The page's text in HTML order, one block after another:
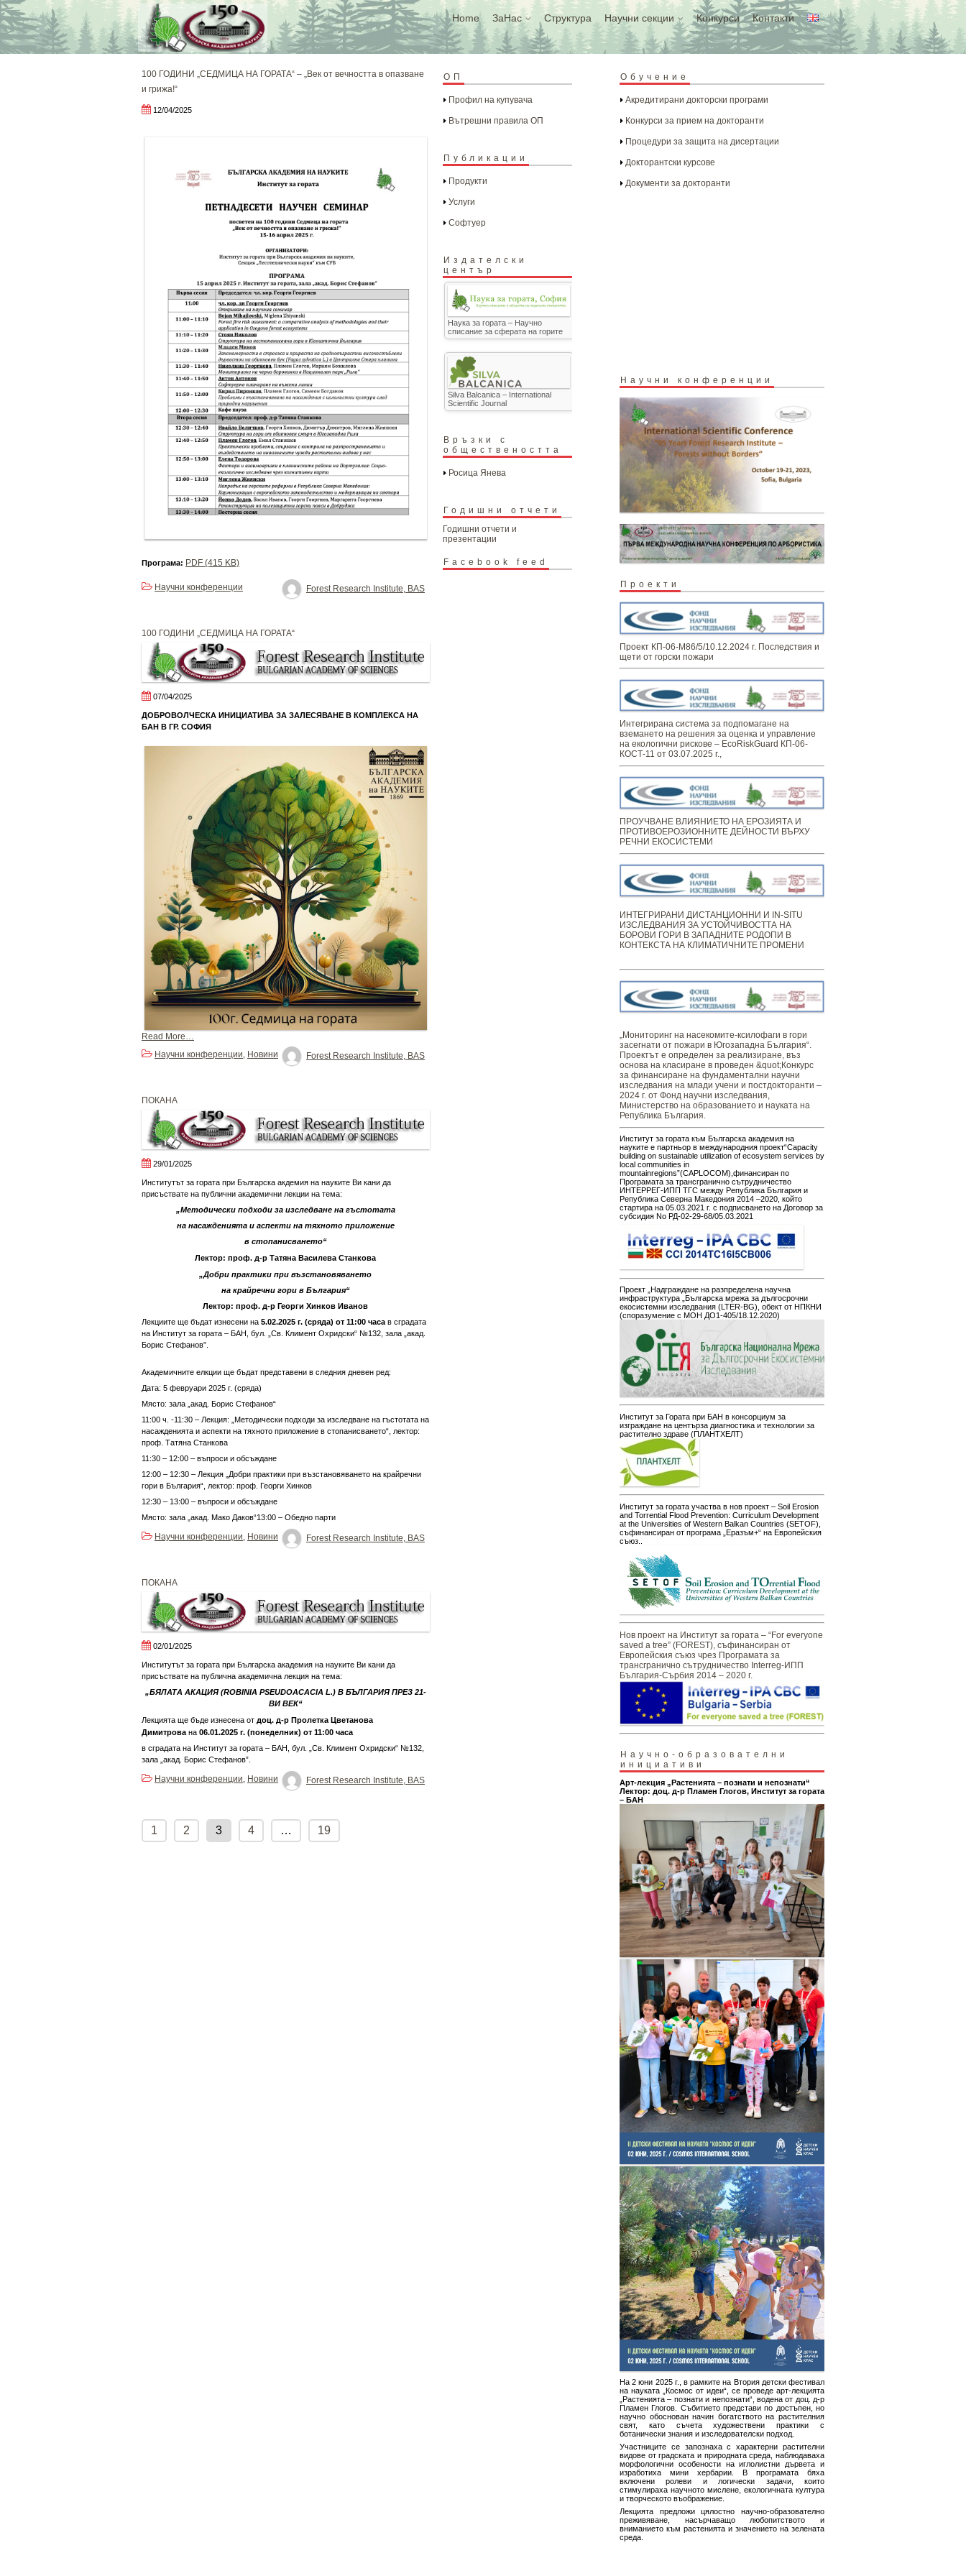
Skip
to
content
Home ЗаНас Структура Научни секции Конкурси Контакти
100 ГОДИНИ „СЕДМИЦА НА ГОРАТА“ – „Век от вечността в опазване
и грижа!“
12/04/2025
Програма: PDF (415 KB)
Forest Research Institute, BAS
Научни конференции
100 ГОДИНИ „СЕДМИЦА НА ГОРАТА“
07/04/2025
ДОБРОВОЛЧЕСКА ИНИЦИАТИВА ЗА ЗАЛЕСЯВАНЕ В КОМПЛЕКСА НА
БАН В ГР. СОФИЯ
Read More…
Forest Research Institute, BAS
Научни конференции Новини
ПОКАНА
29/01/2025
Институтът за гората при Българска акдемия на науките Ви кани да
присъствате на публични академични лекции на тема:
„Методически подходи за изследване на гъстотата
на насажденията и аспекти на тяхното приложение
в стопанисването“
Лектор: проф. д-р Татяна Василева Станкова
„Добри практики при възстановяването
на крайречни гори в България“
Лектор: проф. д-р Георги Хинков Иванов
Лекциите ще бъдат изнесени на 5.02.2025 г. (сряда) от 11:00 часа в сградата
на Институт за гората – БАН, бул. „Св. Климент Охридски“ №132, зала „акад.
Борис Стефанов”.
Академичните елкции ще бъдат представени в следния дневен ред:
Дата: 5 февруари 2025 г. (сряда)
Място: зала „акад. Борис Стефанов“
11:00 ч. -11:30 – Лекция: „Методически подходи за изследване на гъстотата на
насажденията и аспекти на тяхното приложение в стопанисването“, лектор:
проф. Татяна Станкова
11:30 – 12:00 – въпроси и обсъждане
12:00 – 12:30 – Лекция „Добри практики при възстановяването на крайречни
гори в България“, лектор: проф. Георги Хинков
12:30 – 13:00 – въпроси и обсъждане
Място: зала „акад. Мако Даков“13:00 – Обедно парти
Forest Research Institute, BAS
Научни конференции Новини
ПОКАНА
02/01/2025
Институтът за гората при Българска академия на науките Ви кани да
присъствате на публична академична лекция на тема:
„БЯЛАТА АКАЦИЯ (ROBINIA PSEUDOACACIA L.) В БЪЛГАРИЯ ПРЕЗ 21-
ВИ ВЕК“
Лекцията ще бъде изнесена от доц. д-р Пролетка Цветанова
Димитрова на 06.01.2025 г. (понеделник) от 11:00 часа
в сградата на Институт за гората – БАН, бул. „Св. Климент Охридски“ №132,
зала „акад. Борис Стефанов”.
Forest Research Institute, BAS
Научни конференции Новини
pagination
1 2 3 4 … 19
ОП
Профил на купувача
Вътрешни правила ОП
Публикации
Продукти
Услуги
Софтуер
Издателски
център
Наука за гората – Научно
списание за сферата на горите
Silva Balcanica – International
Scientific Journal
Връзки с
обществеността
Росица Янева
Годишни отчети
Годишни отчети и
презентации
Facebook feed
Обучение
Акредитирани докторски програми
Конкурси за прием на докторанти
Процедури за защита на дисертации
Докторантски курсове
Документи за докторанти
Научни конференции
Проекти
Проект КП-06-М86/5/10.12.2024 г. Последствия и
щети от горски пожари
Интегрирана система за подпомагане на
вземането на решения за оценка и управление
на екологични рискове – EcoRiskGuard КП-06-
КОСТ-11 от 03.07.2025 г.,
ПРОУЧВАНЕ ВЛИЯНИЕТО НА ЕРОЗИЯТА И
ПРОТИВОЕРОЗИОННИТЕ ДЕЙНОСТИ ВЪРХУ
РЕЧНИ ЕКОСИСТЕМИ
ИНТЕГРИРАНИ ДИСТАНЦИОННИ И IN-SITU
ИЗСЛЕДВАНИЯ ЗА УСТОЙЧИВОСТТА НА
БОРОВИ ГОРИ В ЗАПАДНИТЕ РОДОПИ В
КОНТЕКСТА НА КЛИМАТИЧНИТЕ ПРОМЕНИ
„Мониторинг ​​​на ​​насекомите-ксилофаги в гори
засегнати от пожари в Югозападна България“.
Проектът е определен за реализиране, въз
основа на класиране в проведен &quot;Конкурс
за финансиране на фундаментални научни
изследвания на млади учени и постдокторанти –
2024 г. от Фонд научни изследвания,
Министерство на образованието и науката на
Република България.
Институт за гората към Българска академия на
науките е партньор в международния проект“Capacity
building on sustainable utilization of ecosystem services by
local communities in
mountainregions”(CAPLOCOM),финансиран по
Програмата за трансгранично сътрудничество
ИНТЕРРЕГ-ИПП ТГС между Република България и
Република Северна Македония 2014 –2020, който
стартира на 05.03.2021 г. с подписването на Договор за
субсидия No РД-02-29-68/05.03.2021
Проект „Надграждане на разпределена научна
инфраструктура „Българска мрежа за дългосрочни
екосистемни изследвания (LTER-BG), обект от НПКНИ
(споразумение с МОН ДО1-405/18.12.2020)
Институт за Гората при БАН в консорциум за
изграждане на центърза диагностика и технологии за
растително здраве (ПЛАНТХЕЛТ)
Институт за гората участва в нов проект – Soil Erosion
and Torrential Flood Prevention: Curriculum Development
at the Universities of Western Balkan Countries (SETOF),
съфинансиран от програма „Еразъм+“ на Европейския
съюз..
Нов проект на Институт за гората – “For everyone
saved a tree” (FOREST), съфинансиран от
Европейския съюз чрез Програмата за
трансгранично сътрудничество Interreg-ИПП
България-Сърбия 2014 – 2020 г.
Научно-образователни
инициативи
Арт-лекция „Растенията – познати и непознати“
Лектор: доц. д-р Пламен Глогов, Институт за гората
– БАН
На 2 юни 2025 г., в рамките на Втория детски фестивал
на науката „Космос от идеи“, се проведе арт-лекцията
„Растенията – познати и непознати“, водена от доц. д-р
Пламен Глогов. Събитието представи по достъпен, но
научно обоснован начин богатството на растителния
свят, като съчета художествени практики с
ботанически знания и изследователски подход.
Участниците се запознаха с характерни растителни
видове от градската и природната среда, наблюдаваха
морфологични особености на иглолистни дървета и
изработиха мини хербарии. В програмата бяха
включени ролеви и логически задачи, които
стимулираха научното мислене, екологичната култура
и творческото въображение.
Лекцията предложи цялостно научно-образователно
преживяване, насърчаващо любопитството и
вниманието към растенията и значението на зелената
среда.